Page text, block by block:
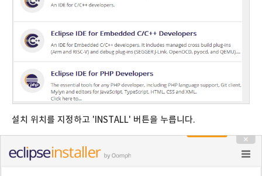
설치 위치를 지정하고 'INSTALL' 버튼을 누릅니다.